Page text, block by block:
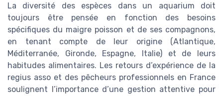
La diversité des espèces dans un aquarium doit
toujours être pensée en fonction des besoins
spécifiques du maigre poisson et de ses compagnons,
en tenant compte de leur origine (Atlantique,
Méditerranée, Gironde, Espagne, Italie) et de leurs
habitudes alimentaires. Les retours d’expérience de la
regius asso et des pêcheurs professionnels en France
soulignent l’importance d’une gestion attentive pour